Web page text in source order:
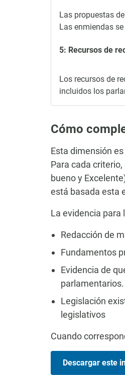
Las propuestas
Las enmiendas
5: Recursos de
Los recursos de
incluidos los
Cómo
Esta dimensión
Para cada
bueno y
está basada esta
La evidencia para
Redacción de
Fundamentos
Evidencia de
parlamentarios.
Legislación
legislativos
Cuando
Descargar este